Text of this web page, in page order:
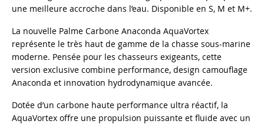
une meilleure accroche dans l’eau. Disponible en S, M et M+.
La nouvelle Palme Carbone Anaconda AquaVortex
représente le très haut de gamme de la chasse sous-marine
moderne. Pensée pour les chasseurs exigeants, cette
version exclusive combine performance, design camouflage
Anaconda et innovation hydrodynamique avancée.
Dotée d’un carbone haute performance ultra réactif, la
AquaVortex offre une propulsion puissante et fluide avec un